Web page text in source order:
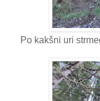
Po kakšni uri